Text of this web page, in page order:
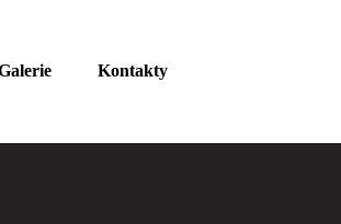
Kontakty